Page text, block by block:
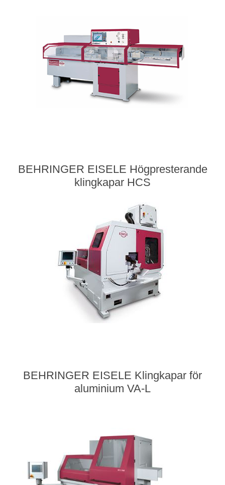
BEHRINGER EISELE Högpresterande
klingkapar HCS
BEHRINGER EISELE Klingkapar för
aluminium VA-L